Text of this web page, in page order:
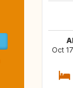
Oct